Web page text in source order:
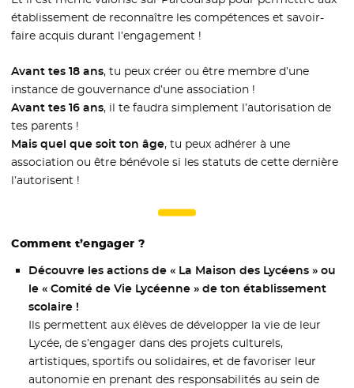
établissement de reconnaître les compétences et savoir-
faire acquis durant l’engagement !
Avant tes 18 ans, tu peux créer ou être membre d’une
instance de gouvernance d’une association !
Avant tes 16 ans, il te faudra simplement l’autorisation de
tes parents !
Mais quel que soit ton âge, tu peux adhérer à une
association ou être bénévole si les statuts de cette dernière
l’autorisent !
Comment t’engager ?
Découvre les actions de « La Maison des Lycéens » ou
le « Comité de Vie Lycéenne » de ton établissement
scolaire !
Ils permettent aux élèves de développer la vie de leur
Lycée, de s’engager dans des projets culturels,
artistiques, sportifs ou solidaires, et de favoriser leur
autonomie en prenant des responsabilités au sein de